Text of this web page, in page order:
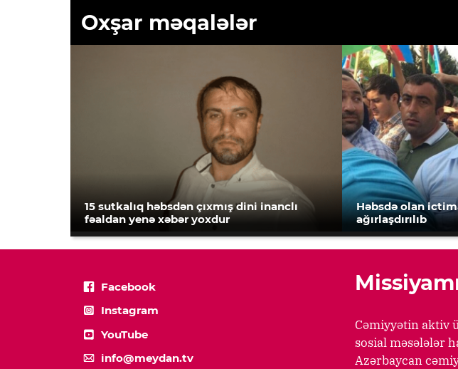
Oxşar məqalələr
15 sutkalıq həbsdən çıxmış dini inanclı
fəaldan yenə xəbər yoxdur
Həbsdə olan
ağırlaşdırılıb
Facebook
Instagram
YouTube
info@meydan.tv
Cəmiyyətin aktiv
sosial məsələlər
Azərbaycan